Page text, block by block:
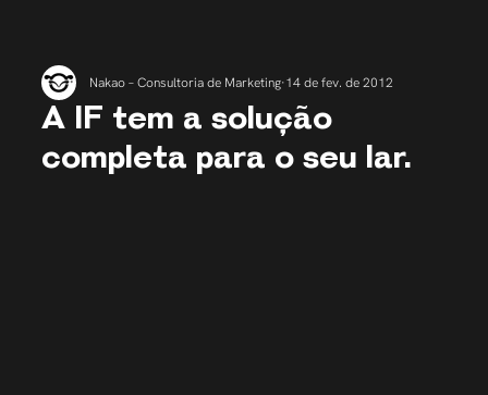
A IF tem a solução
completa para o seu lar.
Nakao – Consultoria de Marketing 14 de fev. de 2012